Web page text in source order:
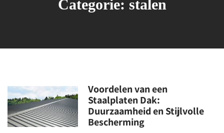
Categorie: stalen
Voordelen van een
Staalplaten Dak:
Duurzaamheid en Stijlvolle
Bescherming